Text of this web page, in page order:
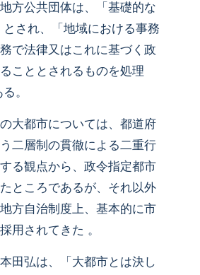
方公共団体は、「基礎的な
され、「地域における事務
で法律又はこれに基づく政
こととされるものを処理
。
大都市については、都道府
二層制の貫徹による二重行
る観点から、政令指定都市
ところであるが、それ以外
方自治制度上、基本的に市
用されてきた 。
田弘は、「大都市とは決し